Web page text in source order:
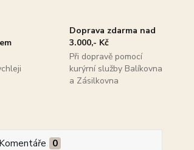
Doprava zdarma nad
3.000,- Kč
Při dopravě pomocí
kurýrní služby Balíkovna
a Zásilkovna
Komentáře 0